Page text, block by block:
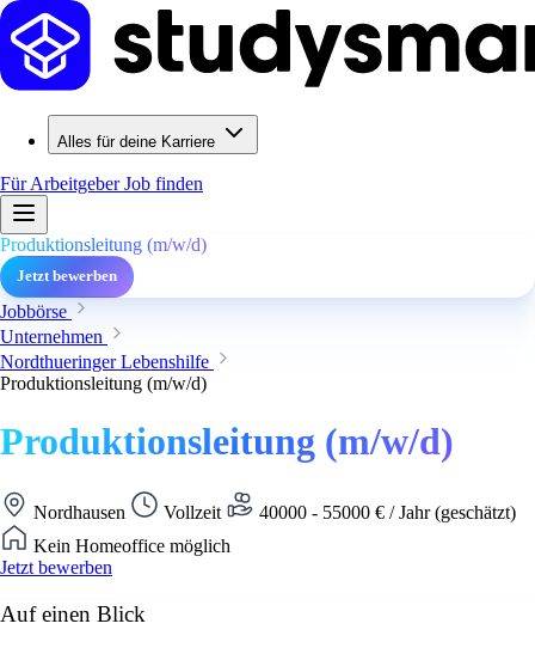
Alles für deine Karriere
Für ArbeitgeberJob finden
Produktionsleitung (m/w/d)
Jetzt bewerben
Jobbörse
Unternehmen
Nordthueringer Lebenshilfe
Produktionsleitung (m/w/d)
Produktionsleitung (m/w/d)
Nordhausen Vollzeit
40000 - 55000 € / Jahr (geschätzt)
Kein Homeoffice möglich
Jetzt bewerben
Auf einen Blick